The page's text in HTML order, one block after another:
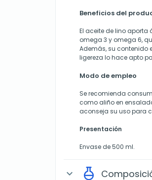
Beneficios del
El aceite de lino
omega 3 y omega 6,
Además, su contenido
ligereza lo hace apto
Modo de empleo
Se recomienda
como aliño en
aconseja su uso para
Presentación
Envase de 500 ml.
expand_more